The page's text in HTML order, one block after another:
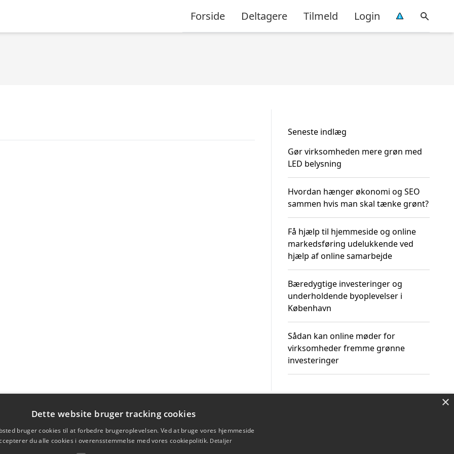
Forside Deltagere Tilmeld Login
Seneste indlæg
Gør virksomheden mere grøn med
LED belysning
Hvordan hænger økonomi og SEO
sammen hvis man skal tænke grønt?
Få hjælp til hjemmeside og online
markedsføring udelukkende ved
hjælp af online samarbejde
Bæredygtige investeringer og
underholdende byoplevelser i
København
Sådan kan online møder for
virksomheder fremme grønne
investeringer
×
Dette website bruger tracking cookies
bruger cookies til at forbedre brugeroplevelsen. Ved at bruge vores hjemmeside
du alle cookies i overensstemmelse med vores cookiepolitik. Detaljer